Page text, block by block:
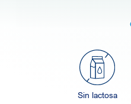
Sin lactosa